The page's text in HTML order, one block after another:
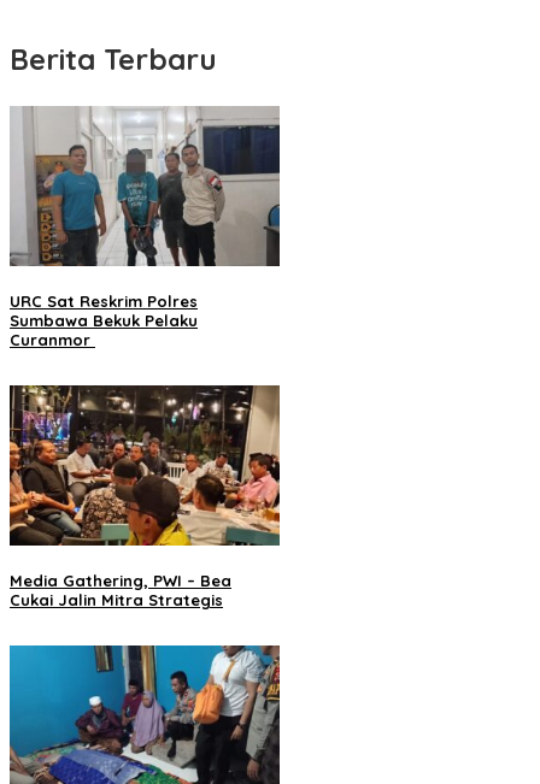
Berita Terbaru
URC Sat Reskrim Polres
Sumbawa Bekuk Pelaku
Curanmor ‎
Media Gathering, PWI – Bea
Cukai Jalin Mitra Strategis